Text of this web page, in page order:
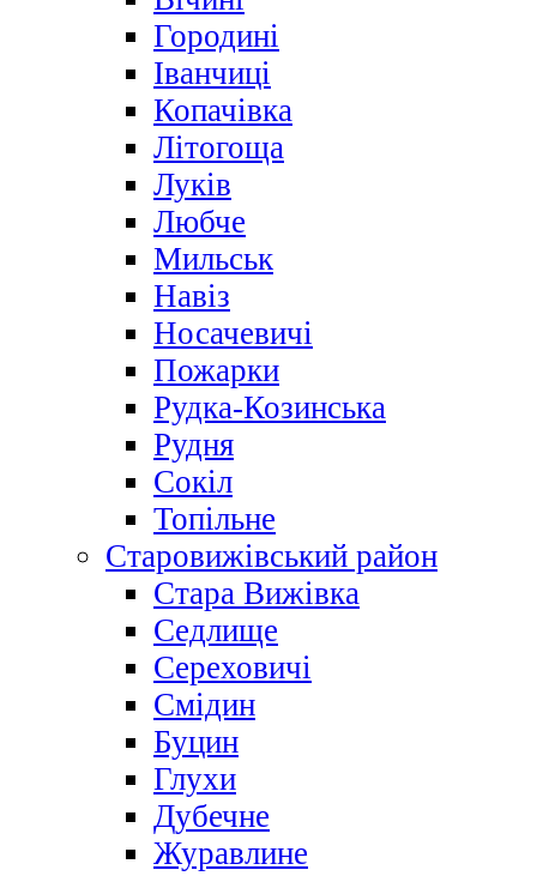
Городині
Іванчиці
Копачівка
Літогоща
Луків
Любче
Мильськ
Навіз
Носачевичі
Пожарки
Рудка-Козинська
Рудня
Сокіл
Топільне
Старовижівський район
Стара Вижівка
Седлище
Сереховичі
Смідин
Буцин
Глухи
Дубечне
Журавлине